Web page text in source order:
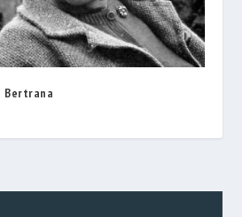
Bertrana